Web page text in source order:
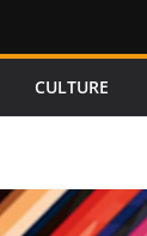
CULTURE